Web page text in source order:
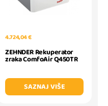
4.724,04 €
ZEHNDER Rekuperator
zraka ComfoAir Q450TR
SAZNAJ VIŠE